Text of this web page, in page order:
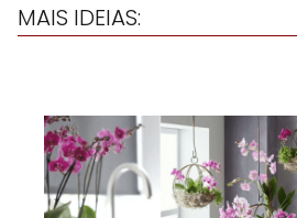
MAIS IDEIAS: